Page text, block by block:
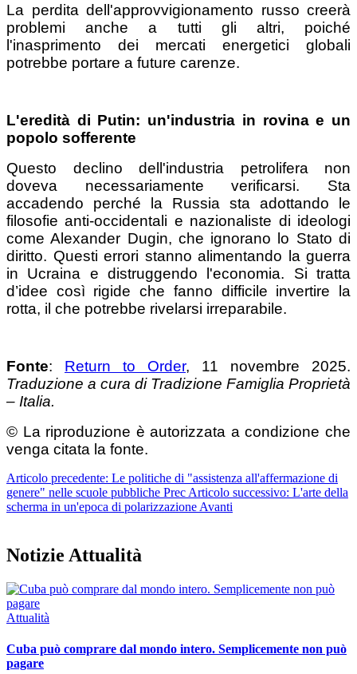
La perdita dell'approvvigionamento russo creerà
problemi anche a tutti gli altri, poiché
l'inasprimento dei mercati energetici globali
potrebbe portare a future carenze.
L'eredità di Putin: un'industria in rovina e un
popolo sofferente
Questo declino dell'industria petrolifera non
doveva necessariamente verificarsi. Sta
accadendo perché la Russia sta adottando le
filosofie anti-occidentali e nazionaliste di ideologi
come Alexander Dugin, che ignorano lo Stato di
diritto. Questi errori stanno alimentando la guerra
in Ucraina e distruggendo l'economia. Si tratta
d’idee così rigide che fanno difficile invertire la
rotta, il che potrebbe rivelarsi irreparabile.
Fonte: Return to Order, 11 novembre 2025.
Traduzione a cura di Tradizione Famiglia Proprietà
– Italia.
© La riproduzione è autorizzata a condizione che
venga citata la fonte.
Articolo precedente: Le politiche di "assistenza all'affermazione di
genere" nelle scuole pubbliche Prec Articolo successivo: L'arte della
scherma in un'epoca di polarizzazione Avanti
Notizie Attualità
Attualità
Cuba può comprare dal mondo intero. Semplicemente non può
pagare